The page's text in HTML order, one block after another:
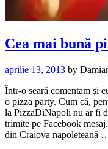
Cea mai bună
aprilie 13, 2013 by
Într-o seară comentam și
o pizza party. Cum că,
la PizzaDiNapoli nu ar fi
trimite pe Facebook
din Craiova napoleteană